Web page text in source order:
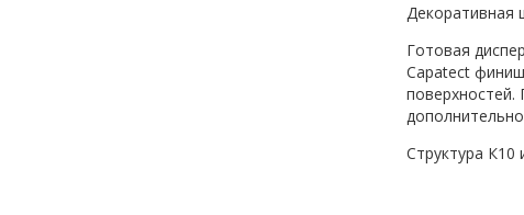
Декоративная
Готовая
Capatect
поверхностей.
Структура К10